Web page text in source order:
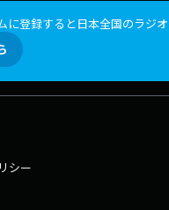
に登録すると日本全国のラジ
シー